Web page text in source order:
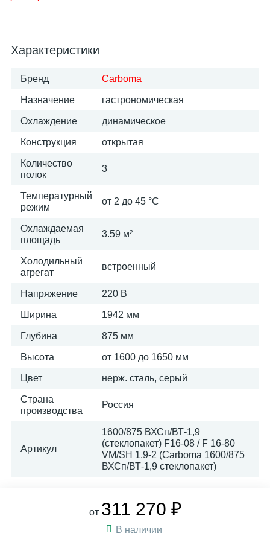
Характеристики
Бренд Carboma
Назначение гастрономическая
Охлаждение динамическое
Конструкция открытая
Количество
полок
3
Температурный
режим
от 2 до 45 °C
Охлаждаемая
площадь
3.59 м²
Холодильный
агрегат
встроенный
Напряжение 220 В
Ширина 1942 мм
Глубина 875 мм
Высота от 1600 до 1650 мм
Цвет нерж. сталь, серый
Страна
производства
Россия
Артикул
1600/875 ВХСп/ВТ-1,9
(стеклопакет) F16-08 / F 16-80
VM/SH 1,9-2 (Carboma 1600/875
ВХСп/ВТ-1,9 стеклопакет)
от 311 270 ₽
В наличии